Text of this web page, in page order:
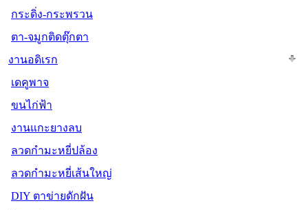
กระดิ่ง-กระพรวน
ตา-จมูกติดตุ๊กตา
งานอดิเรก
เดคูพาจ
ขนไก่ฟ้า
งานแกะยางลบ
ลวดกำมะหยี่ปล้อง
ลวดกำมะหยี่เส้นใหญ่
DIY ตาข่ายดักฝัน